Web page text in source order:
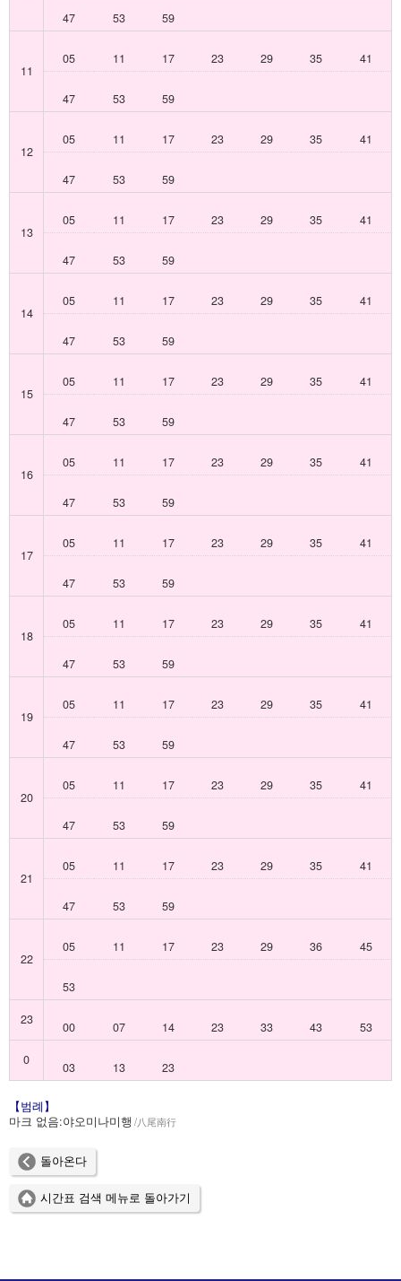
47 53 59
11
05 11 17 23 29 35 41
47 53 59
12
05 11 17 23 29 35 41
47 53 59
13
05 11 17 23 29 35 41
47 53 59
14
05 11 17 23 29 35 41
47 53 59
15
05 11 17 23 29 35 41
47 53 59
16
05 11 17 23 29 35 41
47 53 59
17
05 11 17 23 29 35 41
47 53 59
18
05 11 17 23 29 35 41
47 53 59
19
05 11 17 23 29 35 41
47 53 59
20
05 11 17 23 29 35 41
47 53 59
21
05 11 17 23 29 35 41
47 53 59
22
05 11 17 23 29 36 45
53
23
00 07 14 23 33 43
53
0
03 13 23
【범례】
마크 없음:야오미나미행 八尾南行
돌아온다
시간표 검색 메뉴로 돌아가기